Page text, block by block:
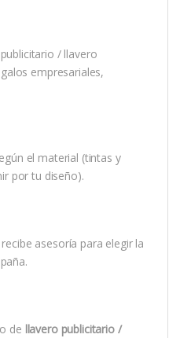
/ llavero
empresariales,
el material (tintas y
por tu diseño).
asesoría para elegir la
de llavero publicitario /